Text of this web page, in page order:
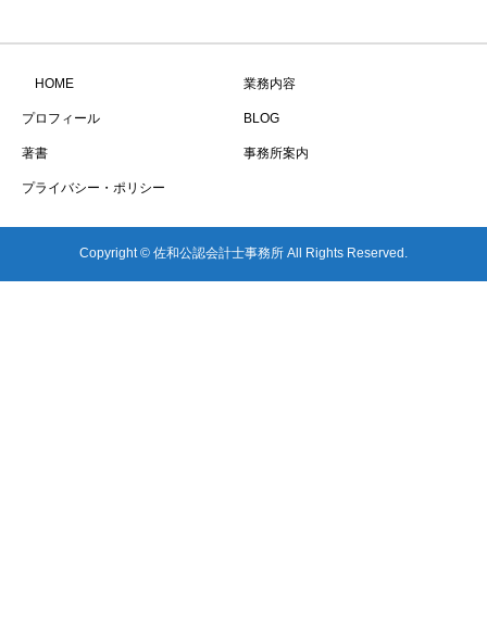
HOME 業務内容
プロフィール BLOG
著書 事務所案内
プライバシー・ポリシー
Copyright © 佐和公認会計士事務所 All Rights Reserved.